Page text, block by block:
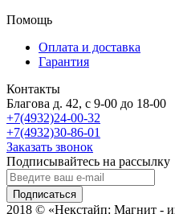
Помощь
Оплата и доставка
Гарантия
Контакты
Благова д. 42, с 9-00 до 18-00
+7(4932)24-00-32
+7(4932)30-86-01
Заказать звонок
Подписывайтесь на рассылку
Подписаться
2018 © «Некстайп: Магнит -